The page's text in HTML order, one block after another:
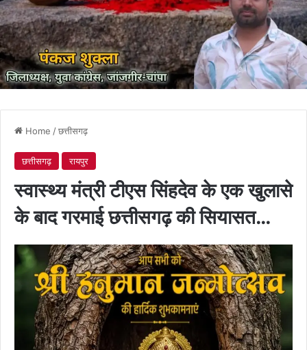
Home /छत्तीसगढ़
छत्तीसगढ़ रायपुर
स्वास्थ्य मंत्री टीएस सिंहदेव के एक खुलासे
के बाद गरमाई छत्तीसगढ़ की सियासत…